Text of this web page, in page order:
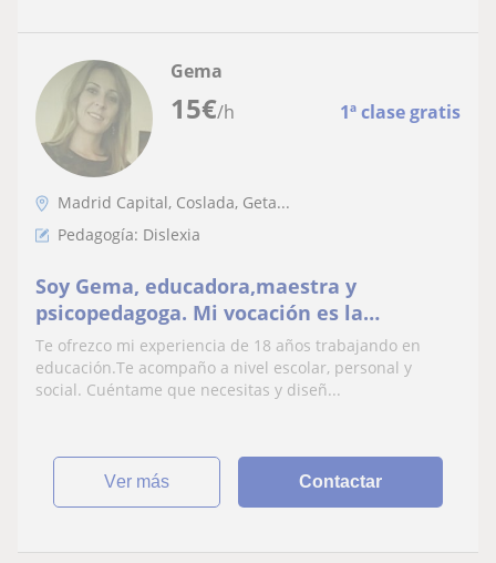
15€/h 1ª clase gratis
Gema
Madrid Capital, Coslada, Geta...
Pedagogía: Dislexia
Soy Gema, educadora,maestra y
psicopedagoga. Mi vocación es la
educación en cualquiera de sus ámbitos.
Trabajo en un cole de orientadora y
profesora de pedagogía terapéutica.
Te ofrezco mi experiencia de 18 años trabajando en
educación.Te acompaño a nivel escolar, personal y
social. Cuéntame que necesitas y diseñ...
ver más Contactar